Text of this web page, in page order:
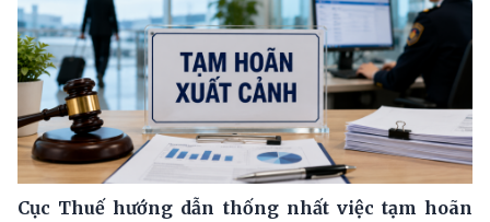
Cục Thuế hướng dẫn thống nhất việc tạm hoãn